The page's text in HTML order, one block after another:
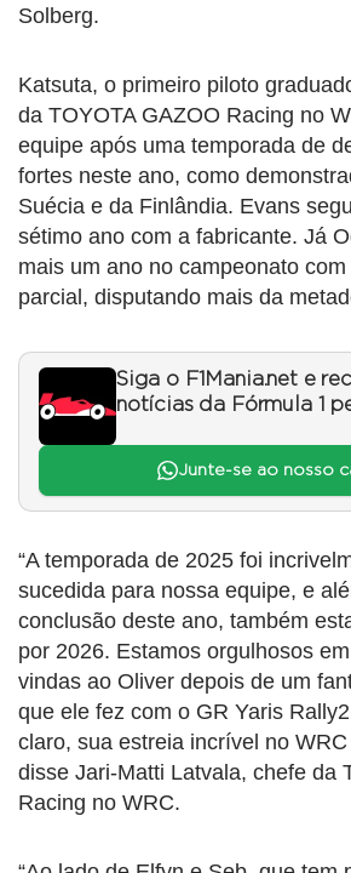
Solberg.
Katsuta, o primeiro piloto
da TOYOTA GAZOO Racing no
equipe após uma temporada de
fortes neste ano, como
Suécia e da Finlândia. Evans
sétimo ano com a fabricante. Já
mais um ano no campeonato
parcial, disputando mais da
Siga o F1Mania.net e
notícias da Fórmula 1
Junte-se ao nosso
“A temporada de 2025 foi
sucedida para nossa equipe, e
conclusão deste ano, também
por 2026. Estamos orgulhosos
vindas ao Oliver depois de um
que ele fez com o GR Yaris
claro, sua estreia incrível no WRC
disse Jari-Matti Latvala, chefe da
Racing no WRC.